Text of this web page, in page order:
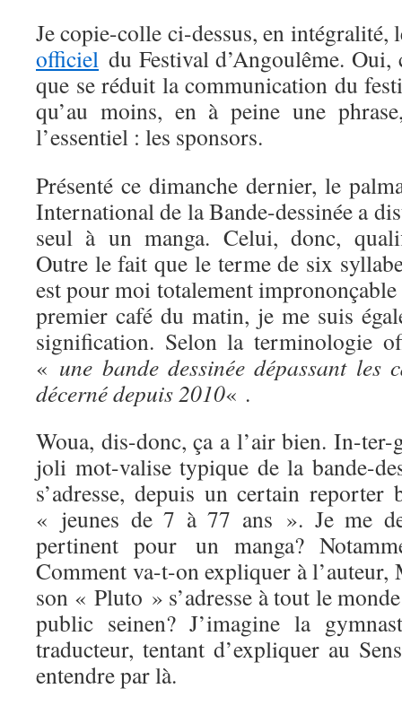
Je copie-colle ci-dessus, en
officiel du Festival d’Angoulême. Oui,
que se réduit la communication du
qu’au moins, en à peine une
l’essentiel : les sponsors.
Présenté ce dimanche dernier, le
International de la Bande-dessinée a
seul à un manga. Celui, donc,
Outre le fait que le terme de six
est pour moi totalement imprononçable
premier café du matin, je me suis
signification. Selon la terminologie
« une bande dessinée dépassant les
décerné depuis 2010« .
Woua, dis-donc, ça a l’air bien. In-
joli mot-valise typique de la bande-
s’adresse, depuis un certain reporter
« jeunes de 7 à 77 ans ». Je me
pertinent pour un manga?
Comment va-t-on expliquer à l’auteur,
son « Pluto » s’adresse à tout le
public seinen? J’imagine la
traducteur, tentant d’expliquer au
entendre par là.